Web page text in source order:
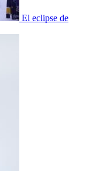
El eclipse de